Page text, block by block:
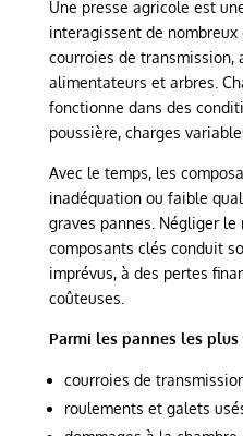
Une presse agricole est
interagissent de
courroies de transmission,
alimentateurs et arbres.
fonctionne dans des
poussière, charges
Avec le temps, les
inadéquation ou faible
graves pannes. Négliger le
composants clés conduit
imprévus, à des pertes
coûteuses.
Parmi les pannes les plus
courroies de
roulements et galets